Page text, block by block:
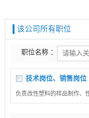
该公司所有职位
职位名称 ：
技术岗位、销售岗位
负责改性塑料的样品制作、
会接触美学相关设计工作。